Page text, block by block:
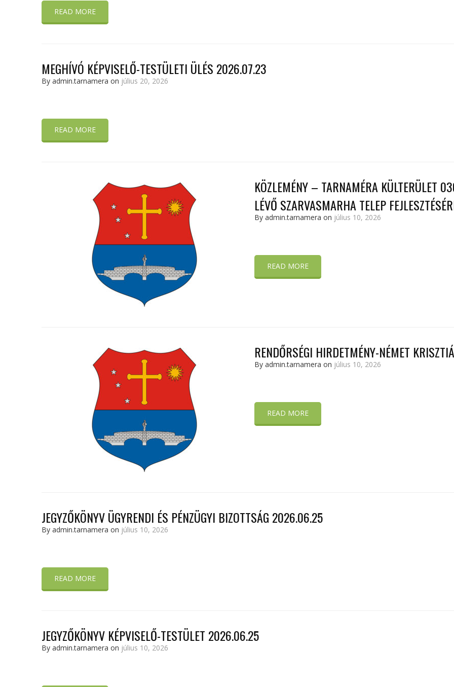
READ MORE
MEGHÍVÓ KÉPVISELŐ-TESTÜLETI ÜLÉS 2026.07.23
By admin.tarnamera on július 20, 2026
READ MORE
KÖZLEMÉNY – TARNAMÉRA KÜLTERÜLET
LÉVŐ SZARVASMARHA TELEP
By admin.tarnamera on július 10, 2026
READ MORE
RENDŐRSÉGI HIRDETMÉNY-NÉMET
By admin.tarnamera on július 10, 2026
READ MORE
JEGYZŐKÖNYV ÜGYRENDI ÉS PÉNZÜGYI BIZOTTSÁG 2026.06.25
By admin.tarnamera on július 10, 2026
READ MORE
JEGYZŐKÖNYV KÉPVISELŐ-TESTÜLET 2026.06.25
By admin.tarnamera on július 10, 2026